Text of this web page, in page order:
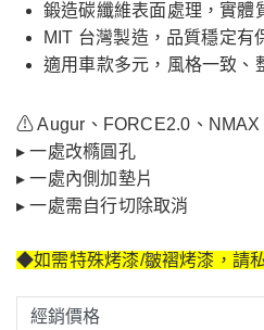
鍛造碳纖維表面處理，實體
MIT 台灣製造，品質穩定有
適用車款多元，風格一致、
⚠ Augur、FORCE2.0、NMAX
▸ 一處改橢圓孔
▸ 一處內側加墊片
▸ 一處需自行切除取消
◆如需特殊烤漆/皺褶烤漆，請